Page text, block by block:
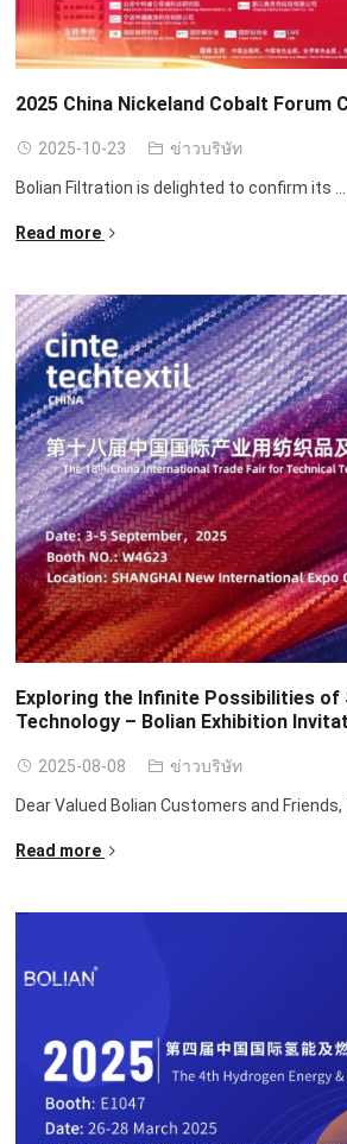
2025 China Nickeland Cobalt Forum
2025-10-23 ข่าวบริษัท
Bolian Filtration is delighted to confirm its
Read more
Exploring the Infinite Possibilities of
Technology – Bolian Exhibition
2025-08-08 ข่าวบริษัท
Dear Valued Bolian Customers and Friends,
Read more